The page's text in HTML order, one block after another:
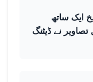
ایک ساتھ
نے ڈیٹنگ